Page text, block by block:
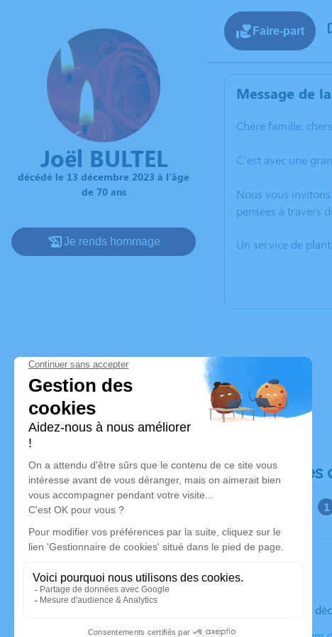
Joël BULTEL
décédé le 13 décembre 2023 à l'âge
de 70 ans
Je rends hommage
Faire-part
Message de
Chère famille,
C’est avec une
Nous vous
pensées à travers
Un service de
Déroulé des
Le jeudi 21